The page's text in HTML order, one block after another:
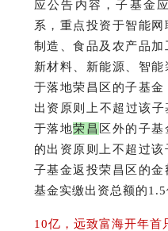
应公告内容，子基金
系，重点投资于智能
制造、食品及农产品加
新材料、新能源、智能
于落地荣昌区的子基
出资原则上不超过该子
于落地荣昌 区外的子基
的出资原则上不超过该
子基金返投荣昌区的
基金实缴出资总额的1.5
10亿，远致富海开年首